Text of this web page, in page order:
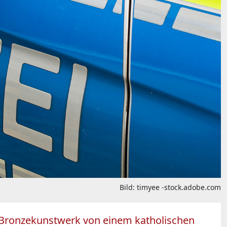
Bild: timyee -stock.adobe.com
von einem katholischen